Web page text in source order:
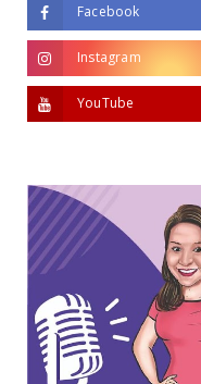
Facebook
Instagram
YouTube